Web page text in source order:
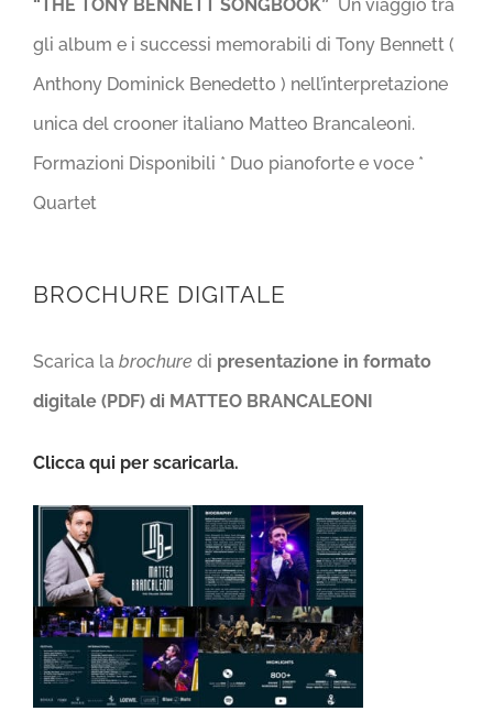
“THE TONY BENNETT SONGBOOK” Un viaggio tra
gli album e i successi memorabili di Tony Bennett (
Anthony Dominick Benedetto ) nell’interpretazione
unica del crooner italiano Matteo Brancaleoni.
Formazioni Disponibili * Duo pianoforte e voce *
Quartet
BROCHURE DIGITALE
Scarica la brochure di presentazione in formato
digitale (PDF) di MATTEO BRANCALEONI
Clicca qui per scaricarla.